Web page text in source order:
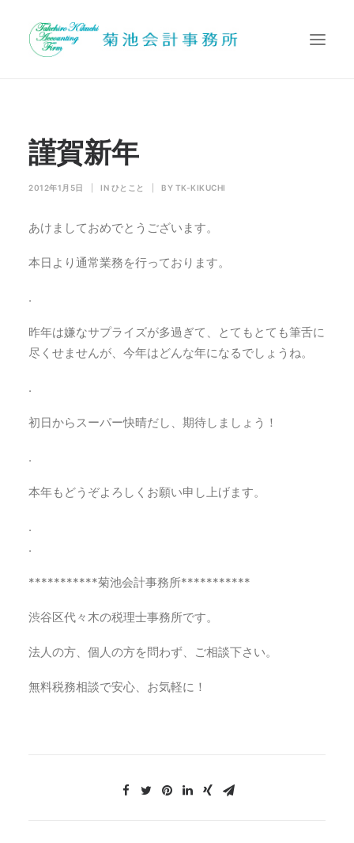
提携先
Search
謹賀新年
2012年1月5日 IN ひとこと BY TK-KIKUCHI
あけましておめでとうございます。
本日より通常業務を行っております。
.
昨年は嫌なサプライズが多過ぎて、とてもとても筆舌に
尽くせませんが、今年はどんな年になるでしょうね。
.
初日からスーパー快晴だし、期待しましょう！
.
本年もどうぞよろしくお願い申し上げます。
.
.
***********菊池会計事務所***********
渋谷区代々木の税理士事務所です。
法人の方、個人の方を問わず、ご相談下さい。
無料税務相談で安心、お気軽に！